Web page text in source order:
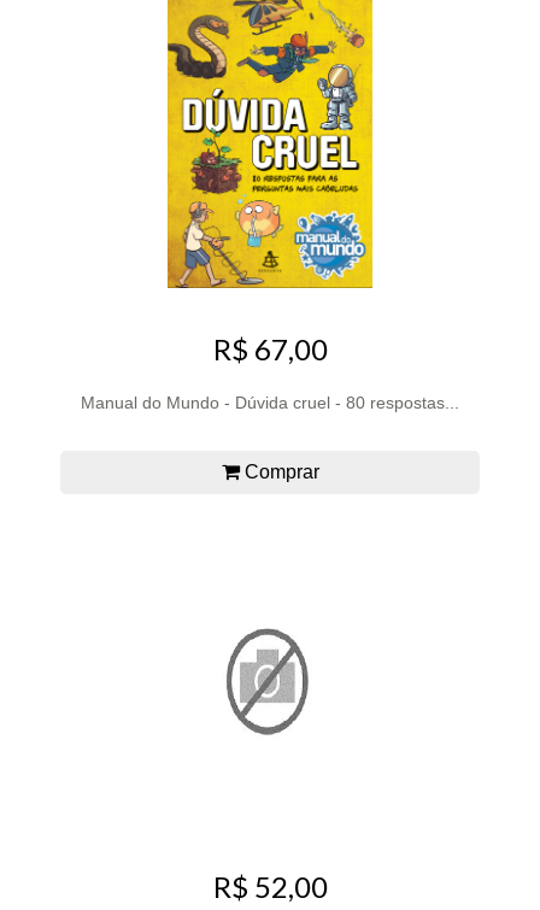
R$ 67,00
Manual do Mundo - Dúvida cruel - 80 respostas...
Comprar
R$ 52,00